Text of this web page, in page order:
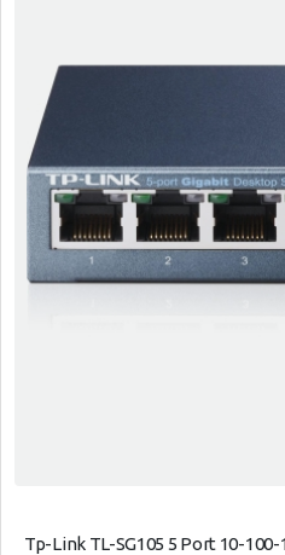
Tp-Link TL-SG105 5 Port 10-